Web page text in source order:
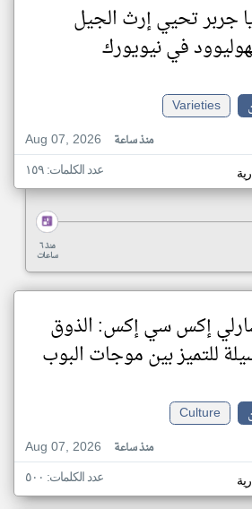
جربر تحيي إرث الجيل
في نيويورك
Varieties
Aug 07, 2026
منذ ساعة
عدد الكلمات: ١٥٩
منذ ٦
ساعات
إكس سي إكس: الذوق
للتميز بين موجات البوب
Culture
Aug 07, 2026
منذ ساعة
عدد الكلمات: ٥٠٠